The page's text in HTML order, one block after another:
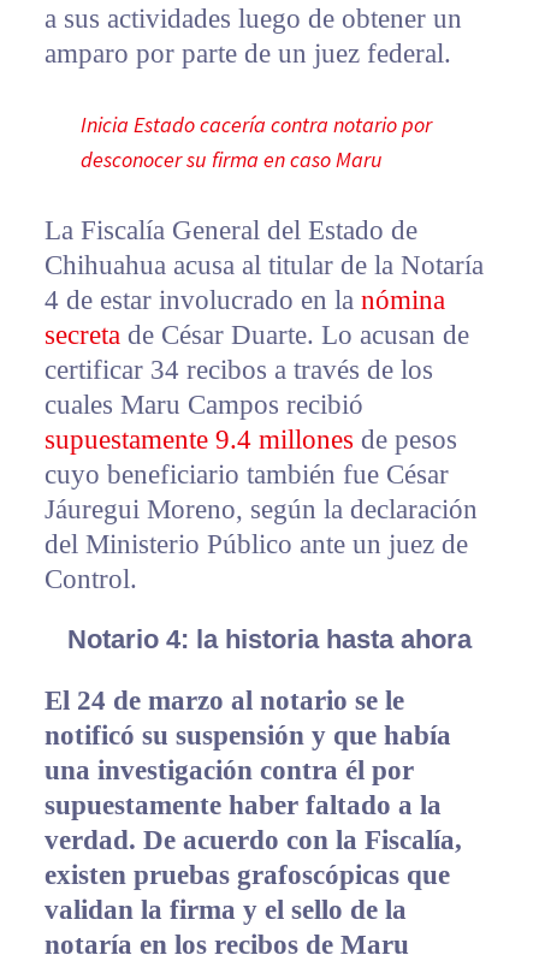
a sus actividades luego de obtener un
amparo por parte de un juez federal.
Inicia Estado cacería contra notario por
desconocer su firma en caso Maru
La Fiscalía General del Estado de
Chihuahua acusa al titular de la Notaría
4 de estar involucrado en la nómina
secreta de César Duarte. Lo acusan de
certificar 34 recibos a través de los
cuales Maru Campos recibió
supuestamente 9.4 millones de pesos
cuyo beneficiario también fue César
Jáuregui Moreno, según la declaración
del Ministerio Público ante un juez de
Control.
Notario 4: la historia hasta ahora
El 24 de marzo al notario se le
notificó su suspensión y que había
una investigación contra él por
supuestamente haber faltado a la
verdad. De acuerdo con la Fiscalía,
existen pruebas grafoscópicas que
validan la firma y el sello de la
notaría en los recibos de Maru